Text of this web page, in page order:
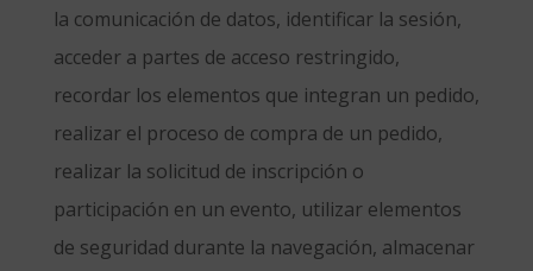
la comunicación de datos, identificar la sesión,
acceder a partes de acceso restringido,
recordar los elementos que integran un pedido,
realizar el proceso de compra de un pedido,
realizar la solicitud de inscripción o
participación en un evento, utilizar elementos
de seguridad durante la navegación, almacenar